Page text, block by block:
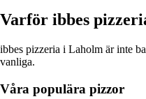
Varför ibbes
ibbes pizzeria i Laholm är inte
vanliga.
Våra populära pizzor